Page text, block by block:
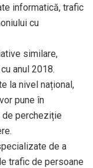
informatică, trafic
cu
similare,
anul 2018.
la nivel național,
pune în
de percheziție
de a
trafic de persoane